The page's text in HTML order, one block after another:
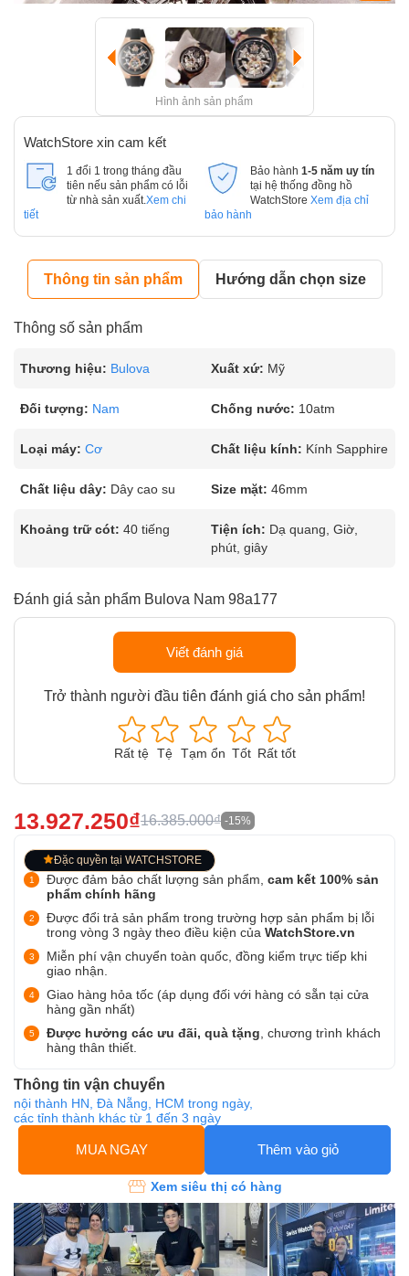
Hình ảnh sản phẩm
WatchStore xin cam kết
1 đổi 1 trong tháng đầu
tiên nếu sản phẩm có lỗi
từ nhà sản xuất. Xem chi
tiết
Bảo hành 1-5 năm uy tín
tại hệ thống đồng hồ
WatchStore Xem địa chỉ
bảo hành
Thông tin sản phẩm Hướng dẫn chọn size
Thông số sản phẩm
Thương hiệu: Bulova Xuất xứ: Mỹ
Đối tượng: Nam Chống nước: 10atm
Loại máy: Cơ Chất liệu kính: Kính Sapphire
Chất liệu dây: Dây cao su Size mặt: 46mm
Khoảng trữ cót: 40 tiếng Tiện ích: Dạ quang, Giờ,
phút, giây
Đánh giá sản phẩm Bulova Nam 98a177
Viết đánh giá
Trở thành người đầu tiên đánh giá cho sản phẩm!
Rất tệ Tệ Tạm ổn Tốt Rất tốt
13.927.250₫16.385.000₫ -15%
Đặc quyền tại WATCHSTORE
Được đảm bảo chất lượng sản phẩm, cam kết 100% sản
phẩm chính hãng
Được đổi trả sản phẩm trong trường hợp sản phẩm bị lỗi
trong vòng 3 ngày theo điều kiện của WatchStore.vn
Miễn phí vận chuyển toàn quốc, đồng kiểm trực tiếp khi
giao nhận.
Giao hàng hỏa tốc (áp dụng đối với hàng có sẵn tại cửa
hàng gần nhất)
Được hưởng các ưu đãi, quà tặng , chương trình khách
hàng thân thiết.
Thông tin vận chuyển
nội thành HN, Đà Nẵng, HCM trong ngày,
các tỉnh thành khác từ 1 đến 3 ngày
MUA NGAY Thêm vào giỏ
Xem siêu thị có hàng